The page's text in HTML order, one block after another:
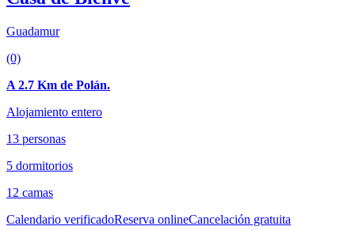
Guadamur
(0)
A 2.7 Km de Polán.
Alojamiento entero
13 personas
5 dormitorios
12 camas
Calendario verificadoReserva onlineCancelación gratuita